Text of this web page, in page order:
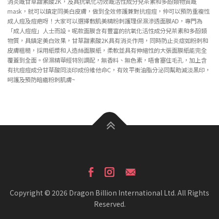
mask，就可以鎮定同美白皮膚，做到全效修護兼對抗痘痘，仲可以預防重複性
成人痘及痘疤呀！大家可以選擇敷肌美精粉刺護理保濕滲透面膜AD，專門為
「成人痘痘」人士而設。呢款面膜含有豐富的抗氧化活性成分兒茶素和多酚類
物質，具鎮定美白效果，甘草甜素酸2K具有消炎作用，同時防止炎症如粉刺和
皮膚粗糙，採用紙漿和人造絲面膜紙，柔軟並具有伸縮性的大張面膜紙能完全
覆蓋到全面。保濕精華經特別調配，無香料、無色素，唔會塞住毛孔，加上含
有抗痘痘成分甘草酸同淡印成份維他命C，有效平衡油脂分泌同幫助減淡黑印，
呵護及預防暗瘡粉刺肌膚~
Copyright © 2026 Dragon Billion International Ltd. All Rights
Reserved.